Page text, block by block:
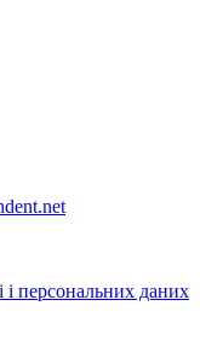
і персональних даних